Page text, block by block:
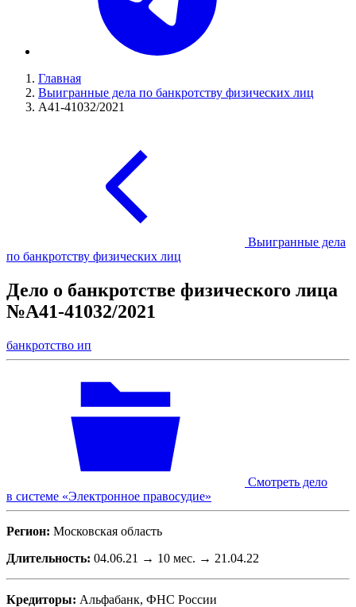
Главная
Выигранные дела по банкротству физических лиц
А41-41032/2021
Выигранные дела
по банкротству физических лиц
Дело о банкротстве физического лица
№А41-41032/2021
банкротство ип
Смотреть дело
в системе «Электронное правосудие»
Регион: Московская область
Длительность: 04.06.21 → 10 мес. → 21.04.22
Кредиторы: Альфабанк, ФНС России